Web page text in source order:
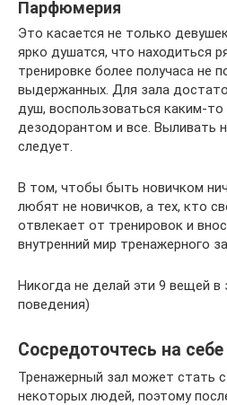
Парфюмерия
Это касается не только
ярко душатся, что находиться
тренировке более получаса не
выдержанных. Для зала
душ, воспользоваться каким-
дезодорантом и все. Выливать
следует.
В том, чтобы быть новичком
любят не новичков, а тех, кто
отвлекает от тренировок и
внутренний мир тренажерного
Никогда не делай эти 9 вещей в
поведения)
Сосредоточтесь на себе
Тренажерный зал может стать
некоторых людей, поэтому